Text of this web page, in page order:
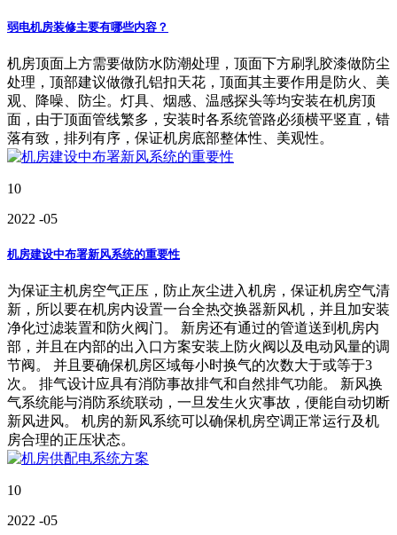
弱电机房装修主要有哪些内容？
机房顶面上方需要做防水防潮处理，顶面下方刷乳胶漆做防尘
处理，顶部建议做微孔铝扣天花，顶面其主要作用是防火、美
观、降噪、防尘。灯具、烟感、温感探头等均安装在机房顶
面，由于顶面管线繁多，安装时各系统管路必须横平竖直，错
落有致，排列有序，保证机房底部整体性、美观性。
10
2022 -05
机房建设中布署新风系统的重要性
为保证主机房空气正压，防止灰尘进入机房，保证机房空气清
新，所以要在机房内设置一台全热交换器新风机，并且加安装
净化过滤装置和防火阀门。 新房还有通过的管道送到机房内
部，并且在内部的出入口方案安装上防火阀以及电动风量的调
节阀。 并且要确保机房区域每小时换气的次数大于或等于3
次。 排气设计应具有消防事故排气和自然排气功能。 新风换
气系统能与消防系统联动，一旦发生火灾事故，便能自动切断
新风进风。 机房的新风系统可以确保机房空调正常运行及机
房合理的正压状态。
10
2022 -05